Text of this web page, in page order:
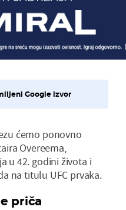
Google izvor
ćemo ponovno
Overeema,
u 42. godini života i
na titulu UFC prvaka.
priča